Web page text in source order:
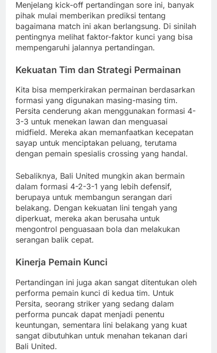
Menjelang kick-off pertandingan sore ini, banyak
pihak mulai memberikan prediksi tentang
bagaimana match ini akan berlangsung. Di sinilah
pentingnya melihat faktor-faktor kunci yang bisa
mempengaruhi jalannya pertandingan.
Kekuatan Tim dan Strategi Permainan
Kita bisa memperkirakan permainan berdasarkan
formasi yang digunakan masing-masing tim.
Persita cenderung akan menggunakan formasi 4-
3-3 untuk menekan lawan dan menguasai
midfield. Mereka akan memanfaatkan kecepatan
sayap untuk menciptakan peluang, terutama
dengan pemain spesialis crossing yang handal.
Sebaliknya, Bali United mungkin akan bermain
dalam formasi 4-2-3-1 yang lebih defensif,
berupaya untuk membangun serangan dari
belakang. Dengan kekuatan lini tengah yang
diperkuat, mereka akan berusaha untuk
mengontrol penguasaan bola dan melakukan
serangan balik cepat.
Kinerja Pemain Kunci
Pertandingan ini juga akan sangat ditentukan oleh
performa pemain kunci di kedua tim. Untuk
Persita, seorang striker yang sedang dalam
performa puncak dapat menjadi penentu
keuntungan, sementara lini belakang yang kuat
sangat dibutuhkan untuk menahan tekanan dari
Bali United.